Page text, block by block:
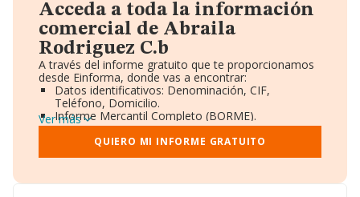
Acceda a toda la información
comercial de Abraila
Rodriguez C.b
A través del informe gratuito que te proporcionamos
desde Einforma, donde vas a encontrar:
Datos identificativos: Denominación, CIF,
Teléfono, Domicilio.
Informe Mercantil Completo (BORME).
Gráficos de Evolución Ventas y Empleados.
Consejo de Administración y Administradores.
Directivos y Ejecutivos.
Ver más
QUIERO MI INFORME GRATUITO